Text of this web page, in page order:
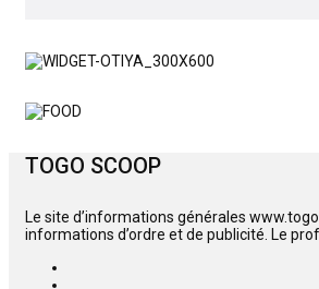
TOGO SCOOP
Le site d’informations générales
informations d’ordre et de publicité. Le